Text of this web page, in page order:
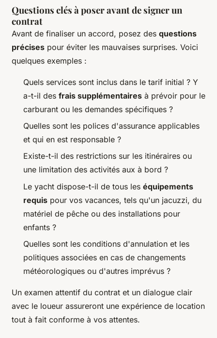
Questions clés à poser avant de signer un
contrat
Avant de finaliser un accord, posez des questions
précises pour éviter les mauvaises surprises. Voici
quelques exemples :
Quels services sont inclus dans le tarif initial ? Y
a-t-il des frais supplémentaires à prévoir pour le
carburant ou les demandes spécifiques ?
Quelles sont les polices d'assurance applicables
et qui en est responsable ?
Existe-t-il des restrictions sur les itinéraires ou
une limitation des activités aux à bord ?
Le yacht dispose-t-il de tous les équipements
requis pour vos vacances, tels qu'un jacuzzi, du
matériel de pêche ou des installations pour
enfants ?
Quelles sont les conditions d'annulation et les
politiques associées en cas de changements
météorologiques ou d'autres imprévus ?
Un examen attentif du contrat et un dialogue clair
avec le loueur assureront une expérience de location
tout à fait conforme à vos attentes.